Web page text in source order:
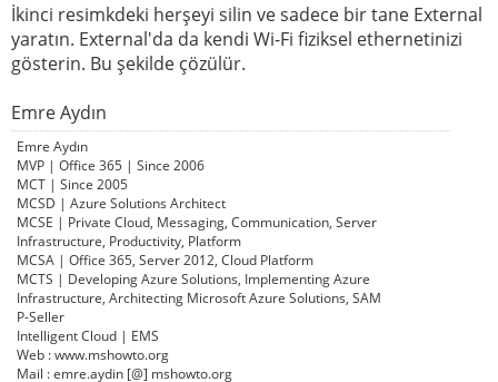
İkinci resimkdeki herşeyi silin ve sadece bir tane External
yaratın. External'da da kendi Wi-Fi fiziksel ethernetinizi
gösterin. Bu şekilde çözülür.
Emre Aydın
Emre Aydın
MVP | Office 365 | Since 2006
MCT | Since 2005
MCSD | Azure Solutions Architect
MCSE | Private Cloud, Messaging, Communication, Server
Infrastructure, Productivity, Platform
MCSA | Office 365, Server 2012, Cloud Platform
MCTS | Developing Azure Solutions, Implementing Azure
Infrastructure, Architecting Microsoft Azure Solutions, SAM
P-Seller
Intelligent Cloud | EMS
Web : www.mshowto.org
Mail : emre.aydin [@] mshowto.org